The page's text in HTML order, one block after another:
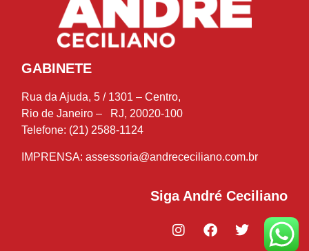
GABINETE
Rua da Ajuda, 5 / 1301 – Centro,
Rio de Janeiro – RJ, 20020-100
Telefone: (21) 2588-1124
IMPRENSA: assessoria@andrececiliano.com.br
Siga André Ceciliano